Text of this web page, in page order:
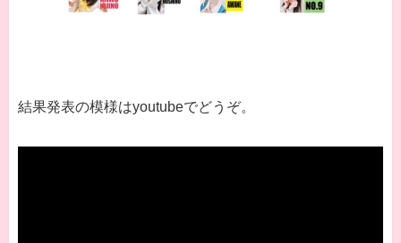
結果発表の模様はyoutubeでどうぞ。